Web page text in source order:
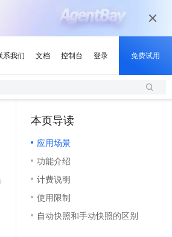
本页导读
应用场景
功能介绍
计费说明
使用限制
自动快照和手动快照的区别